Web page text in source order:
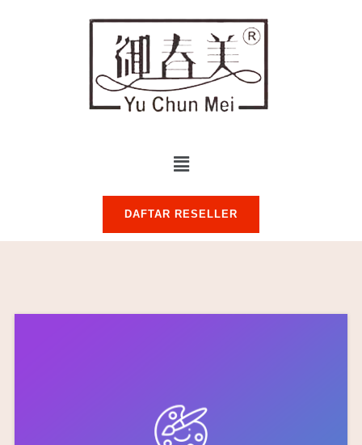
DAFTAR RESELLER